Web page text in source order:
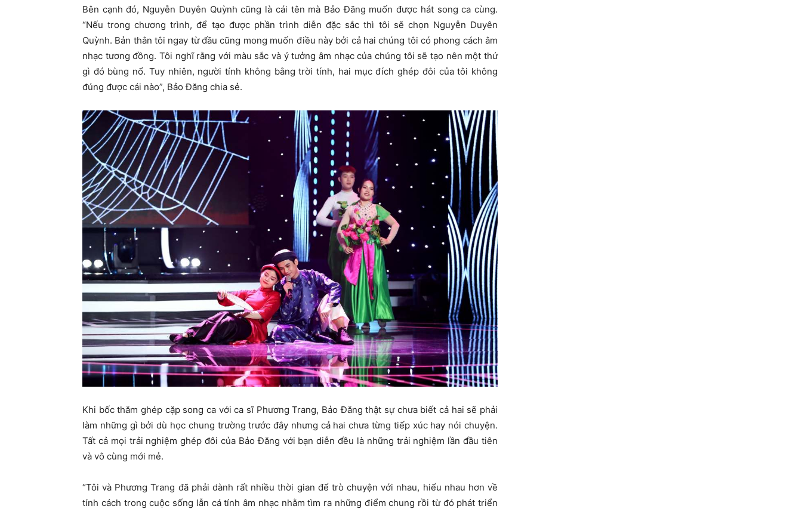
Bên cạnh đó, Nguyễn Duyên Quỳnh cũng là cái tên mà Bảo Đăng muốn được hát song ca cùng.
“Nếu trong chương trình, để tạo được phần trình diễn đặc sắc thì tôi sẽ chọn Nguyễn Duyên
Quỳnh. Bản thân tôi ngay từ đầu cũng mong muốn điều này bởi cả hai chúng tôi có phong cách âm
nhạc tương đồng. Tôi nghĩ rằng với màu sắc và ý tưởng âm nhạc của chúng tôi sẽ tạo nên một thứ
gì đó bùng nổ. Tuy nhiên, người tính không bằng trời tính, hai mục đích ghép đôi của tôi không
đúng được cái nào”, Bảo Đăng chia sẻ.
Khi bốc thăm ghép cặp song ca với ca sĩ Phương Trang, Bảo Đăng thật sự chưa biết cả hai sẽ phải
làm những gì bởi dù học chung trường trước đây nhưng cả hai chưa từng tiếp xúc hay nói chuyện.
Tất cả mọi trải nghiệm ghép đôi của Bảo Đăng với bạn diễn đều là những trải nghiệm lần đầu tiên
và vô cùng mới mẻ.
“Tôi và Phương Trang đã phải dành rất nhiều thời gian để trò chuyện với nhau, hiểu nhau hơn về
tính cách trong cuộc sống lẫn cá tính âm nhạc nhằm tìm ra những điểm chung rồi từ đó phát triển